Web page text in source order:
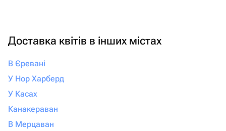
Доставка квітів в інших містах
В Єревані
У Нор Харберд
У Касах
Канакераван
В Мерцаван